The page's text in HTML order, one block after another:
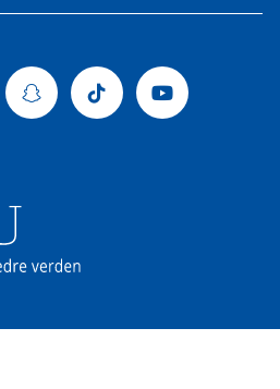
SnapchatTiktok Youtube